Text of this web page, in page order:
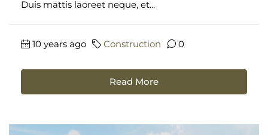
Duis mattis laoreet neque, et...
10 years ago Construction 0
Read More